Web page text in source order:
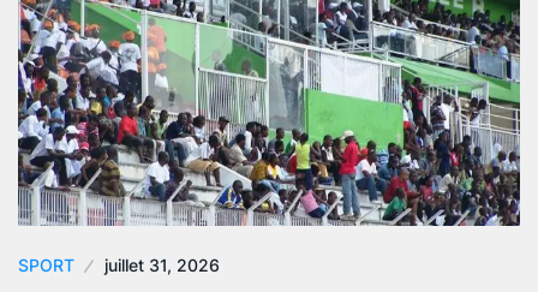
SPORT juillet 31, 2026